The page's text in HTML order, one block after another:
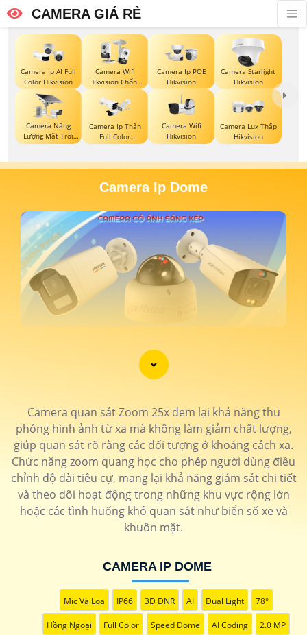
CAMERA GIÁ RẺ
Camera Ip AI Full
Color Hikvision
Camera Wifi
Hikvision Chống
Trộm
Camera Ip POE
Hikvision
Camera Starlight
Hikvision
Camera Năng
Lượng Mặt Trời
Hikvision
Camera Ip Thân
Full Color
Hikvision
Camera Wifi
Hikvision
Camera Lux Thấp
Hikvision
Camera Ip Dome
'
Camera quan sát Zoom 25x đem lại khả năng thu
phóng hình ảnh từ xa mà không làm giảm chất lượng,
giúp quan sát rõ ràng các đối tượng ở khoảng cách xa.
Chức năng zoom quang học cho phép người dùng điều
chỉnh độ dài tiêu cự, mang lại khả năng giám sát chi tiết
và theo dõi hoạt động trong những khu vực rộng lớn
hoặc các tình huống khó quan sát như biển số xe và
khuôn mặt.
CAMERA IP DOME
Mic Và Loa IP66 3D DNR AI Dual Light 78°
Hồng Ngoại Full Color Speed Dome AI Coding 2.0 MP